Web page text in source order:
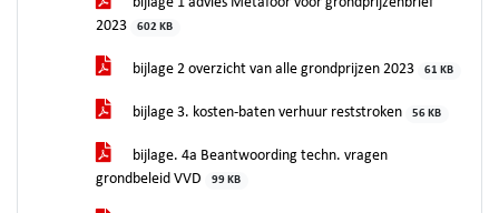
2023
602 KB
bijlage 2 overzicht van alle grondprijzen 2023 61 KB
bijlage 3. kosten-baten verhuur reststroken 56 KB
bijlage. 4a Beantwoording techn. vragen
grondbeleid VVD
99 KB